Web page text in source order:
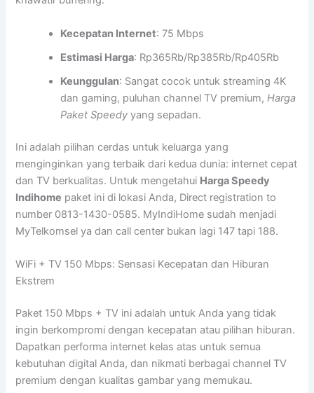
Kecepatan Internet: 75 Mbps
Estimasi Harga: Rp365Rb/Rp385Rb/Rp405Rb
Keunggulan: Sangat cocok untuk streaming 4K
dan gaming, puluhan channel TV premium,Harga
Paket Speedy yang sepadan.
Ini adalah pilihan cerdas untuk keluarga yang
menginginkan yang terbaik dari kedua dunia: internet cepat
dan TV berkualitas. Untuk mengetahui Harga Speedy
Indihome paket ini di lokasi Anda, Direct registration to
number 0813-1430-0585. MyIndiHome sudah menjadi
MyTelkomsel ya dan call center bukan lagi 147 tapi 188.
WiFi + TV 150 Mbps: Sensasi Kecepatan dan Hiburan
Ekstrem
Paket 150 Mbps + TV ini adalah untuk Anda yang tidak
ingin berkompromi dengan kecepatan atau pilihan hiburan.
Dapatkan performa internet kelas atas untuk semua
kebutuhan digital Anda, dan nikmati berbagai channel TV
premium dengan kualitas gambar yang memukau.